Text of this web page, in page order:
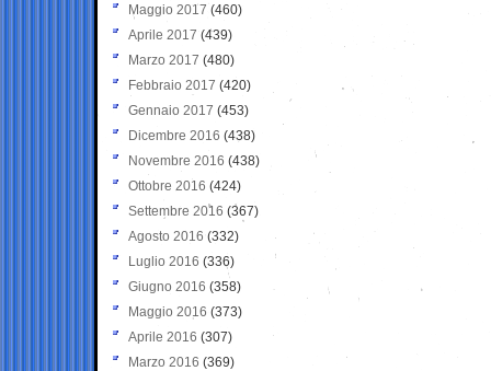
Maggio 2017 (460)
Aprile 2017 (439)
Marzo 2017 (480)
Febbraio 2017 (420)
Gennaio 2017 (453)
Dicembre 2016 (438)
Novembre 2016 (438)
Ottobre 2016 (424)
Settembre 2016 (367)
Agosto 2016 (332)
Luglio 2016 (336)
Giugno 2016 (358)
Maggio 2016 (373)
Aprile 2016 (307)
Marzo 2016 (369)